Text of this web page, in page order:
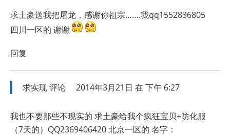
求土豪送我把屠龙，感谢你祖宗…….我qq1552836805
四川一区的 谢谢
回复
求实现评论 2014年3月21日 在 下午 6:27
我也不要那些不现实的 求土豪给我个疯狂宝贝+防化服
（7天的）QQ2369406420 北京一区的 名字：